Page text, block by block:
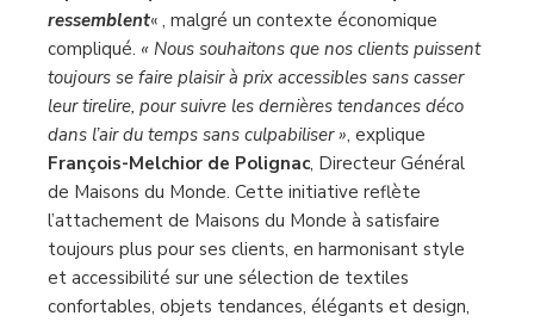
ressemblent« , malgré un contexte économique
compliqué. « Nous souhaitons que nos clients puissent
toujours se faire plaisir à prix accessibles sans casser
leur tirelire, pour suivre les dernières tendances déco
dans l’air du temps sans culpabiliser », explique
François-Melchior de Polignac, Directeur Général
de Maisons du Monde. Cette initiative reflète
l’attachement de Maisons du Monde à satisfaire
toujours plus pour ses clients, en harmonisant style
et accessibilité sur une sélection de textiles
confortables, objets tendances, élégants et design,